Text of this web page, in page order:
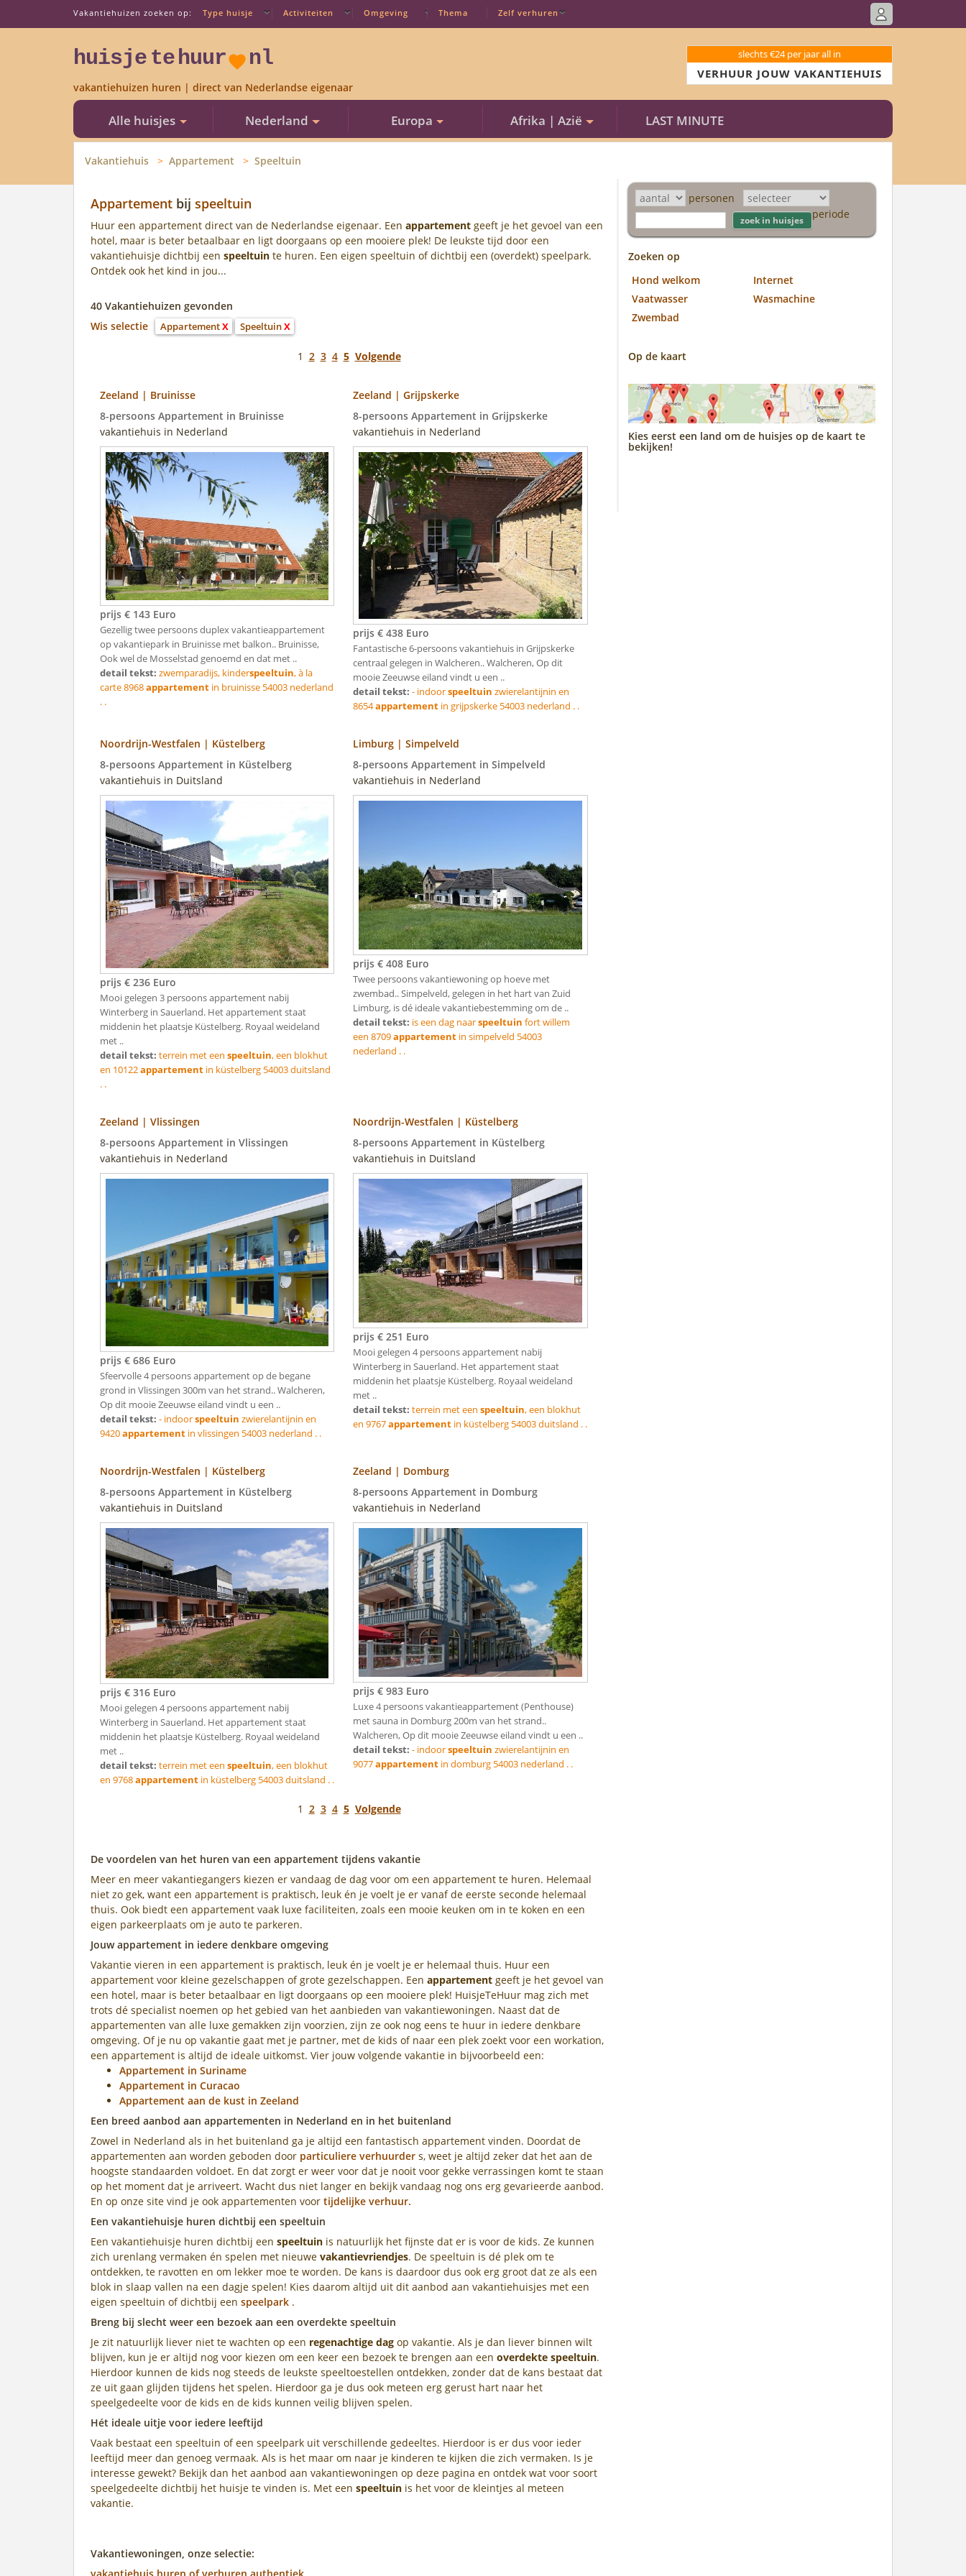
Vakantiehuizen zoeken op: Type huisje Activiteiten Omgeving Thema Zelf verhuren
huisje tehuur nl
vakantiehuizen huren | direct van Nederlandse eigenaar
slechts €24 per jaar all in
VERHUUR JOUW VAKANTIEHUIS
Alle huisjes Nederland Europa Afrika | Azië LAST MINUTE
Vakantiehuis Appartement Speeltuin
Appartement bij speeltuin
Huur een appartement direct van de Nederlandse eigenaar. Een appartement geeft je het gevoel van een
hotel, maar is beter betaalbaar en ligt doorgaans op een mooiere plek! De leukste tijd door een
vakantiehuisje dichtbij een speeltuin te huren. Een eigen speeltuin of dichtbij een (overdekt) speelpark.
Ontdek ook het kind in jou...
40 Vakantiehuizen gevonden
Wis selectie
AppartementX SpeeltuinX
1 2 3 4 5 Volgende
Zeeland | Bruinisse
8-persoons Appartement in Bruinisse
vakantiehuis in Nederland
prijs € 143 Euro
Gezellig twee persoons duplex vakantieappartement
op vakantiepark in Bruinisse met balkon.. Bruinisse,
Ook wel de Mosselstad genoemd en dat met ..
detail tekst: zwemparadijs, kinderspeeltuin, à la
carte 8968appartement in bruinisse 54003 nederland
. .
Zeeland | Grijpskerke
8-persoons Appartement in Grijpskerke
vakantiehuis in Nederland
prijs € 438 Euro
Fantastische 6-persoons vakantiehuis in Grijpskerke
centraal gelegen in Walcheren.. Walcheren, Op dit
mooie Zeeuwse eiland vindt u een ..
detail tekst: - indoorspeeltuin zwierelantijnin en
8654appartement in grijpskerke 54003 nederland . .
Noordrijn-Westfalen | Küstelberg
8-persoons Appartement in Küstelberg
vakantiehuis in Duitsland
prijs € 236 Euro
Mooi gelegen 3 persoons appartement nabij
Winterberg in Sauerland. Het appartement staat
middenin het plaatsje Küstelberg. Royaal weideland
met ..
detail tekst: terrein met een speeltuin, een blokhut
en 10122appartement in küstelberg 54003 duitsland
. .
Limburg | Simpelveld
8-persoons Appartement in Simpelveld
vakantiehuis in Nederland
prijs € 408 Euro
Twee persoons vakantiewoning op hoeve met
zwembad.. Simpelveld, gelegen in het hart van Zuid
Limburg, is dé ideale vakantiebestemming om de ..
detail tekst: is een dag naarspeeltuin fort willem
een 8709appartement in simpelveld 54003
nederland . .
Zeeland | Vlissingen
8-persoons Appartement in Vlissingen
vakantiehuis in Nederland
prijs € 686 Euro
Sfeervolle 4 persoons appartement op de begane
grond in Vlissingen 300m van het strand.. Walcheren,
Op dit mooie Zeeuwse eiland vindt u een ..
detail tekst: - indoorspeeltuin zwierelantijnin en
9420appartement in vlissingen 54003 nederland . .
Noordrijn-Westfalen | Küstelberg
8-persoons Appartement in Küstelberg
vakantiehuis in Duitsland
prijs € 251 Euro
Mooi gelegen 4 persoons appartement nabij
Winterberg in Sauerland. Het appartement staat
middenin het plaatsje Küstelberg. Royaal weideland
met ..
detail tekst: terrein met eenspeeltuin, een blokhut
en 9767appartement in küstelberg 54003 duitsland . .
Noordrijn-Westfalen | Küstelberg
8-persoons Appartement in Küstelberg
vakantiehuis in Duitsland
prijs € 316 Euro
Mooi gelegen 4 persoons appartement nabij
Winterberg in Sauerland. Het appartement staat
middenin het plaatsje Küstelberg. Royaal weideland
met ..
detail tekst: terrein met een speeltuin, een blokhut
en 9768appartement in küstelberg 54003 duitsland . .
Zeeland | Domburg
8-persoons Appartement in Domburg
vakantiehuis in Nederland
prijs € 983 Euro
Luxe 4 persoons vakantieappartement (Penthouse)
met sauna in Domburg 200m van het strand..
Walcheren, Op dit mooie Zeeuwse eiland vindt u een ..
detail tekst: - indoorspeeltuin zwierelantijnin en
9077appartement in domburg 54003 nederland . .
1 2 3 4 5 Volgende
De voordelen van het huren van een appartement tijdens vakantie
Meer en meer vakantiegangers kiezen er vandaag de dag voor om een appartement te huren. Helemaal
niet zo gek, want een appartement is praktisch, leuk én je voelt je er vanaf de eerste seconde helemaal
thuis. Ook biedt een appartement vaak luxe faciliteiten, zoals een mooie keuken om in te koken en een
eigen parkeerplaats om je auto te parkeren.
Jouw appartement in iedere denkbare omgeving
Vakantie vieren in een appartement is praktisch, leuk én je voelt je er helemaal thuis. Huur een
appartement voor kleine gezelschappen of grote gezelschappen. Een appartement geeft je het gevoel van
een hotel, maar is beter betaalbaar en ligt doorgaans op een mooiere plek! HuisjeTeHuur mag zich met
trots dé specialist noemen op het gebied van het aanbieden van vakantiewoningen. Naast dat de
appartementen van alle luxe gemakken zijn voorzien, zijn ze ook nog eens te huur in iedere denkbare
omgeving. Of je nu op vakantie gaat met je partner, met de kids of naar een plek zoekt voor een workation,
een appartement is altijd de ideale uitkomst. Vier jouw volgende vakantie in bijvoorbeeld een:
Appartement in Suriname
Appartement in Curacao
Appartement aan de kust in Zeeland
Een breed aanbod aan appartementen in Nederland en in het buitenland
Zowel in Nederland als in het buitenland ga je altijd een fantastisch appartement vinden. Doordat de
appartementen aan worden geboden door particuliere verhuurder s, weet je altijd zeker dat het aan de
hoogste standaarden voldoet. En dat zorgt er weer voor dat je nooit voor gekke verrassingen komt te staan
op het moment dat je arriveert. Wacht dus niet langer en bekijk vandaag nog ons erg gevarieerde aanbod.
En op onze site vind je ook appartementen voor tijdelijke verhuur.
Een vakantiehuisje huren dichtbij een speeltuin
Een vakantiehuisje huren dichtbij een speeltuin is natuurlijk het fijnste dat er is voor de kids. Ze kunnen
zich urenlang vermaken én spelen met nieuwe vakantievriendjes. De speeltuin is dé plek om te
ontdekken, te ravotten en om lekker moe te worden. De kans is daardoor dus ook erg groot dat ze als een
blok in slaap vallen na een dagje spelen! Kies daarom altijd uit dit aanbod aan vakantiehuisjes met een
eigen speeltuin of dichtbij een speelpark .
Breng bij slecht weer een bezoek aan een overdekte speeltuin
Je zit natuurlijk liever niet te wachten op een regenachtige dag op vakantie. Als je dan liever binnen wilt
blijven, kun je er altijd nog voor kiezen om een keer een bezoek te brengen aan een overdekte speeltuin.
Hierdoor kunnen de kids nog steeds de leukste speeltoestellen ontdekken, zonder dat de kans bestaat dat
ze uit gaan glijden tijdens het spelen. Hierdoor ga je dus ook meteen erg gerust hart naar het
speelgedeelte voor de kids en de kids kunnen veilig blijven spelen.
Hét ideale uitje voor iedere leeftijd
Vaak bestaat een speeltuin of een speelpark uit verschillende gedeeltes. Hierdoor is er dus voor ieder
leeftijd meer dan genoeg vermaak. Als is het maar om naar je kinderen te kijken die zich vermaken. Is je
interesse gewekt? Bekijk dan het aanbod aan vakantiewoningen op deze pagina en ontdek wat voor soort
speelgedeelte dichtbij het huisje te vinden is. Met een speeltuin is het voor de kleintjes al meteen
vakantie.
Vakantiewoningen, onze selectie:
vakantiehuis huren of verhuren authentiek
personen
periode
Zoeken op
Hond welkom
Internet
Vaatwasser
Wasmachine
Zwembad
Op de kaart
Kies eerst een land om de huisjes op de kaart te
bekijken!